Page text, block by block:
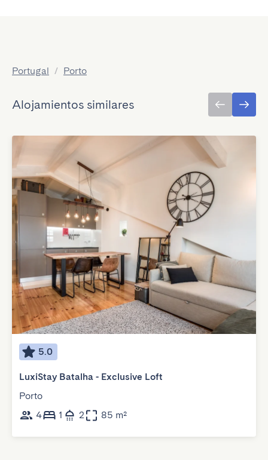
Portugal / Porto
Alojamientos similares
5.0
LuxiStay Batalha - Exclusive Loft
Porto
4
1 2 85 m²